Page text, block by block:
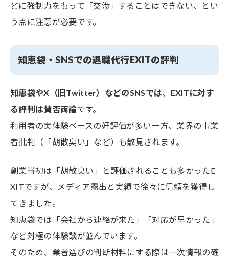
どに強制力をもって「交渉」することはできない、とい
う点に注意が必要です。
知恵袋・SNSでの退職代行EXITの評判
知恵袋やX（旧Twitter）などのSNSでは、 EXITに対す
る評判は賛否両論です。
利用者の実体験ベースの好評価が多い一方、業界の事業
者批判（「胡散臭い」など）も散見されます。
創業当初は「胡散臭い」と評価されることも多かったE
XITですが、メディア露出と実績で徐々に信頼を獲得し
てきました。
知恵袋では「会社から連絡が来た」「対応が早かった」
など対極の体験談が並んでいます。
そのため、業者選びの判断材料にする際は一次情報の確